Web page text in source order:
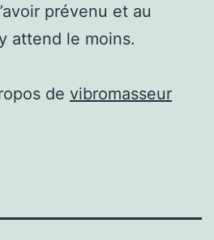
prévenu et au
attend le moins.
de vibromasseur